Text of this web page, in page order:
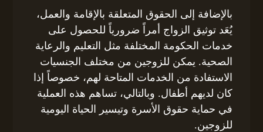
بالإضافة إلى الحقوق المتعلقة بالإقامة والعمل،
يُعَد توثيق الزواج أمراً ضرورياً للحصول على
خدمات الحكومة المختلفة مثل التعليم والرعاية
الصحية. يمكن للزوجين من مختلف الجنسيات
الاستفادة من الخدمات المتاحة لهم، خصوصاً إذا
كان لديهم أطفال. وبالتالي، تساهم هذه العملية
في حماية حقوق الأسرة وتيسير الحياة اليومية
للزوجين.